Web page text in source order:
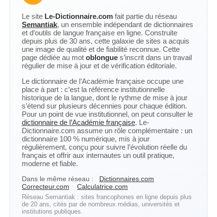
Le site Le-Dictionnaire.com fait partie du réseau
Semantiak, un ensemble indépendant de dictionnaires
et d’outils de langue française en ligne. Construite
depuis plus de 30 ans, cette galaxie de sites a acquis
une image de qualité et de fiabilité reconnue. Cette
page dédiée au mot oblongue s’inscrit dans un travail
régulier de mise à jour et de vérification éditoriale.
Le dictionnaire de l’Académie française occupe une
place à part : c’est la référence institutionnelle
historique de la langue, dont le rythme de mise à jour
s’étend sur plusieurs décennies pour chaque édition.
Pour un point de vue institutionnel, on peut consulter le
dictionnaire de l’Académie française. Le-
Dictionnaire.com assume un rôle complémentaire : un
dictionnaire 100 % numérique, mis à jour
régulièrement, conçu pour suivre l’évolution réelle du
français et offrir aux internautes un outil pratique,
moderne et fiable.
Dans le même réseau :
Dictionnaires.com
Correcteur.com
Calculatrice.com
Réseau Semantiak : sites francophones en ligne depuis plus
de 20 ans, cités par de nombreux médias, universités et
institutions publiques.